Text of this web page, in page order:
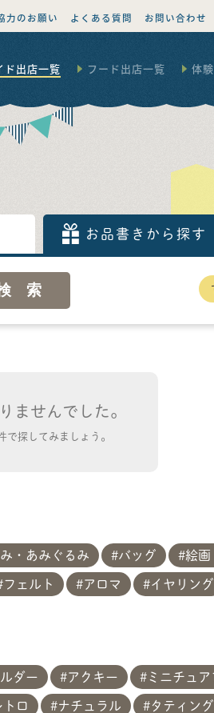
力のお願い よくある質問 お問い合わせ
ド出店一覧 フード出店一覧 体
お品書きから探す
ませんでした。
で探してみましょう。
・あみぐるみ バッグ 絵画
フェルト アロマ イヤリング
ダー アクキー ミニチュア
トロ ナチュラル タティン